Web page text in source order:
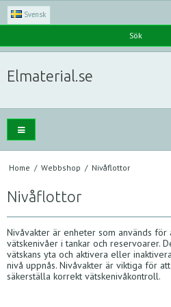
Svensk
Sök
Elmaterial.se
Home / Webbshop / Nivåflottor
Nivåflottor
Nivåvakter är enheter som används
vätskenivåer i tankar och reservoarer.
vätskans yta och aktivera eller
nivå uppnås. Nivåvakter är viktiga för
säkerställa korrekt vätskenivåkontroll.